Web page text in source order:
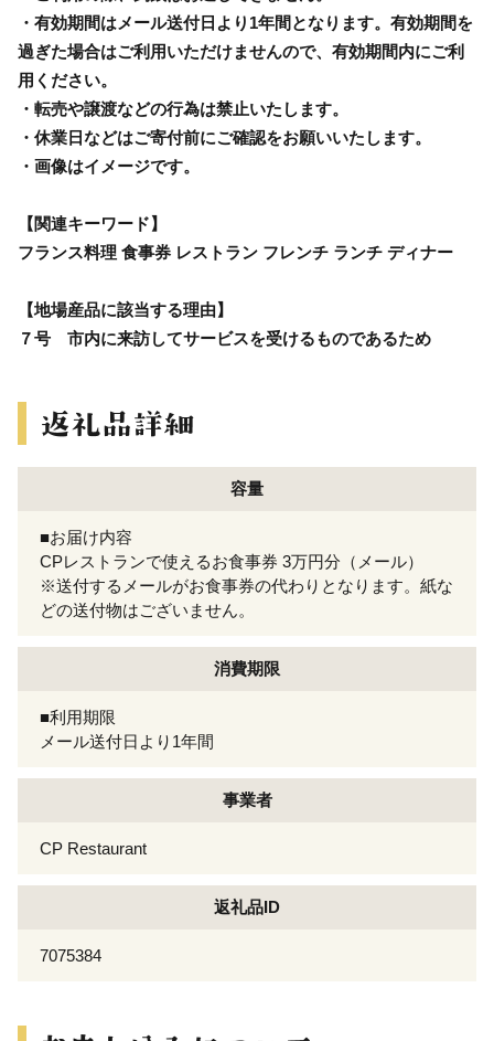
・有効期間はメール送付日より1年間となります。有効期間を
過ぎた場合はご利用いただけませんので、有効期間内にご利
用ください。
・転売や譲渡などの行為は禁止いたします。
・休業日などはご寄付前にご確認をお願いいたします。
・画像はイメージです。
【関連キーワード】
フランス料理 食事券 レストラン フレンチ ランチ ディナー
【地場産品に該当する理由】
７号 市内に来訪してサービスを受けるものであるため
容量
■お届け内容
CPレストランで使えるお食事券 3万円分（メール）
※送付するメールがお食事券の代わりとなります。紙な
どの送付物はございません。
消費期限
■利用期限
メール送付日より1年間
事業者
CP Restaurant
返礼品ID
7075384